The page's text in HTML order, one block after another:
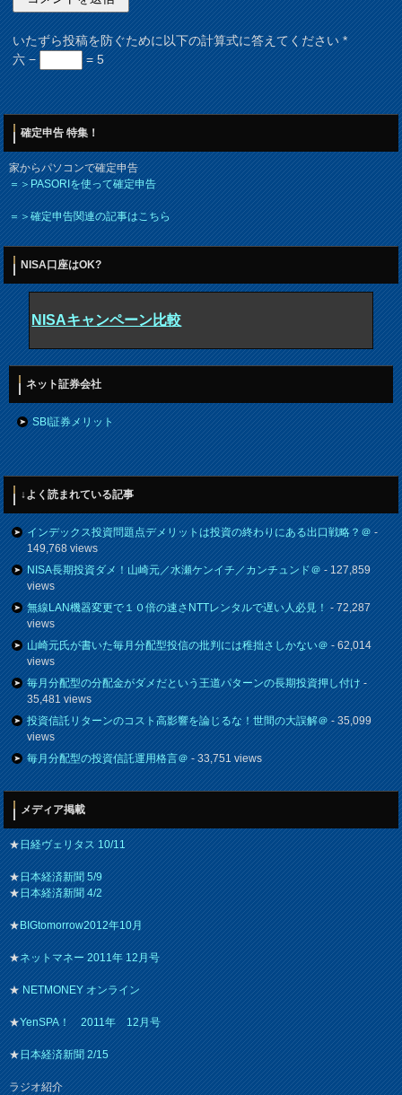
いたずら投稿を防ぐために以下の計算式に答えてください*
六 −
= 5
確定申告 特集！
家からパソコンで確定申告
＝＞PASORIを使って確定申告
＝＞確定申告関連の記事はこちら
NISA口座はOK?
NISAキャンペーン比較
ネット証券会社
SBI証券メリット
↓よく読まれている記事
インデックス投資問題点デメリットは投資の終わりにある出口戦略？＠-
149,768 views
NISA長期投資ダメ！山崎元／水瀬ケンイチ／カンチュンド＠- 127,859
views
無線LAN機器変更で１０倍の速さNTTレンタルで遅い人必見！- 72,287
views
山崎元氏が書いた毎月分配型投信の批判には稚拙さしかない＠- 62,014
views
毎月分配型の分配金がダメだという王道パターンの長期投資押し付け-
35,481 views
投資信託リターンのコスト高影響を論じるな！世間の大誤解＠- 35,099
views
毎月分配型の投資信託運用格言＠- 33,751 views
メディア掲載
★日経ヴェリタス 10/11
★日本経済新聞 5/9
★日本経済新聞 4/2
★BIGtomorrow2012年10月
★ネットマネー 2011年 12月号
★NETMONEY オンライン
★YenSPA！ 2011年 12月号
★日本経済新聞 2/15
ラジオ紹介